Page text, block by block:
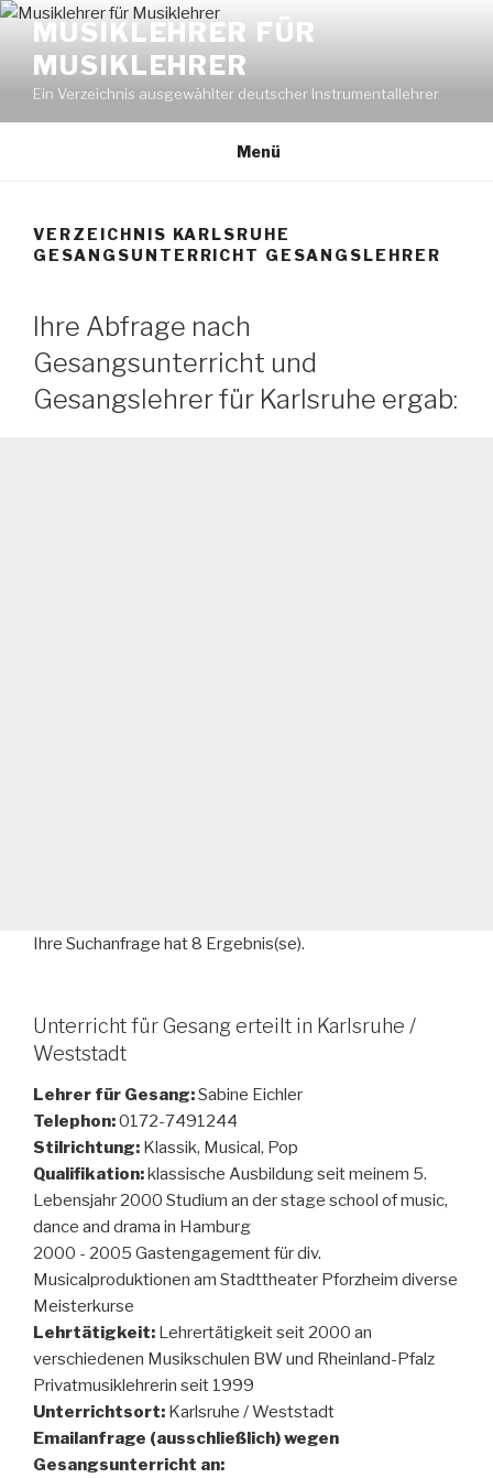
Zum
Inhalt
springen
MUSIKLEHRER FÜR
MUSIKLEHRER
Ein Verzeichnis ausgewählter deutscher Instrumentallehrer
Menü
VERZEICHNIS KARLSRUHE
GESANGSUNTERRICHT GESANGSLEHRER
Ihre Abfrage nach
Gesangsunterricht und
Gesangslehrer für Karlsruhe ergab:
Ihre Suchanfrage hat 8 Ergebnis(se).
Unterricht für Gesang erteilt in Karlsruhe /
Weststadt
Lehrer für Gesang:Sabine Eichler
Telephon:0172-7491244
Stilrichtung: Klassik, Musical, Pop
Qualifikation:klassische Ausbildung seit meinem 5.
Lebensjahr 2000 Studium an der stage school of music,
dance and drama in Hamburg
2000 - 2005 Gastengagement für div.
Musicalproduktionen am Stadttheater Pforzheim diverse
Meisterkurse
Lehrtätigkeit: Lehrertätigkeit seit 2000 an
verschiedenen Musikschulen BW und Rheinland-Pfalz
Privatmusiklehrerin seit 1999
Unterrichtsort: Karlsruhe / Weststadt
Emailanfrage (ausschließlich) wegen
Gesangsunterricht an: